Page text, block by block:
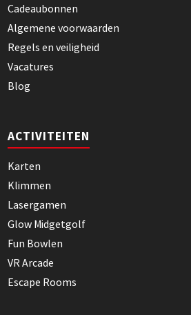
Cadeaubonnen
Algemene voorwaarden
Regels en veiligheid
Vacatures
Blog
ACTIVITEITEN
Karten
Klimmen
Lasergamen
Glow Midgetgolf
Fun Bowlen
VR Arcade
Escape Rooms